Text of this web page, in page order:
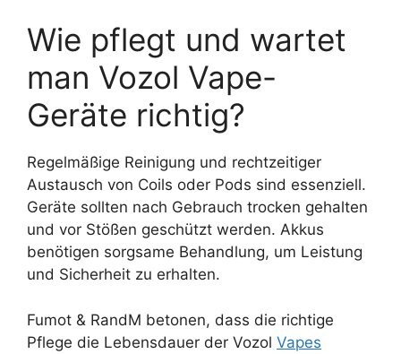
Wie pflegt und wartet
man Vozol Vape-
Geräte richtig?
Regelmäßige Reinigung und rechtzeitiger
Austausch von Coils oder Pods sind essenziell.
Geräte sollten nach Gebrauch trocken gehalten
und vor Stößen geschützt werden. Akkus
benötigen sorgsame Behandlung, um Leistung
und Sicherheit zu erhalten.
Fumot & RandM betonen, dass die richtige
Pflege die Lebensdauer der Vozol Vapes